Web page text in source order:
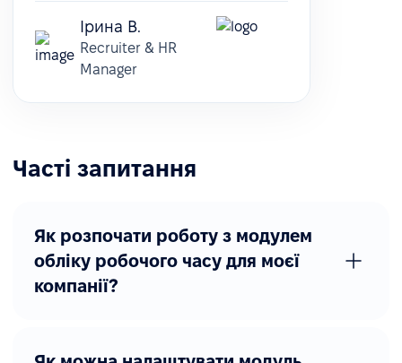
Ірина В.
Recruiter & HR
Manager
Часті запитання
Як розпочати роботу з модулем
обліку робочого часу для моєї
компанії?